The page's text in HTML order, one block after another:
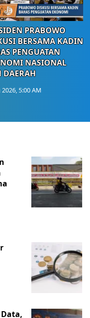
PRABOWO
BERSAMA KADIN
PENGUATAN
NASIONAL
DAERAH
5:00 AM